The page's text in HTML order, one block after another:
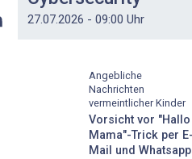
27.07.2026 - 09:00 Uhr
Angebliche
Nachrichten
vermeintlicher Kinder
Vorsicht vor "Hallo
Mama"-Trick per E-
Mail und Whatsapp